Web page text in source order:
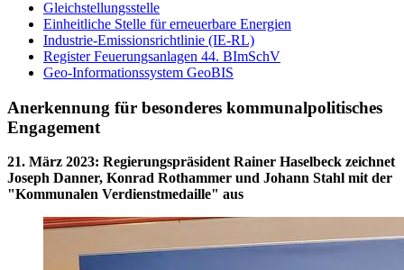
Gleichstellungsstelle
Einheitliche Stelle für erneuerbare Energien
Industrie-Emissionsrichtlinie (IE-RL)
Register Feuerungsanlagen 44. BImSchV
Geo-Informationssystem GeoBIS
Anerkennung für besonderes kommunalpolitisches
Engagement
21. März 2023: Regierungspräsident Rainer Haselbeck zeichnet
Joseph Danner, Konrad Rothammer und Johann Stahl mit der
"Kommunalen Verdienstmedaille" aus